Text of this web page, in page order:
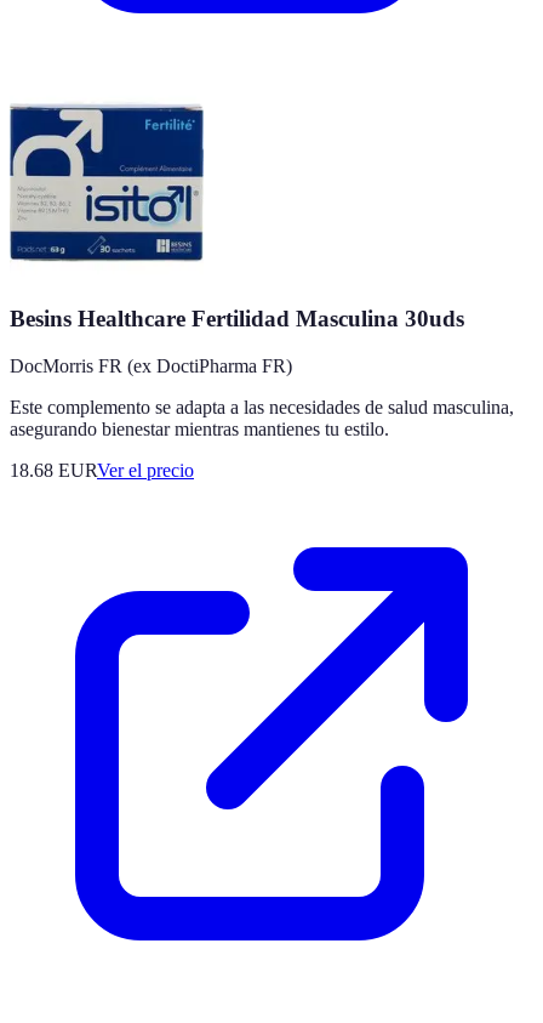
Besins Healthcare Fertilidad Masculina 30uds
DocMorris FR (ex DoctiPharma FR)
Este complemento se adapta a las necesidades de salud masculina,
asegurando bienestar mientras mantienes tu estilo.
18.68 EURVer el precio